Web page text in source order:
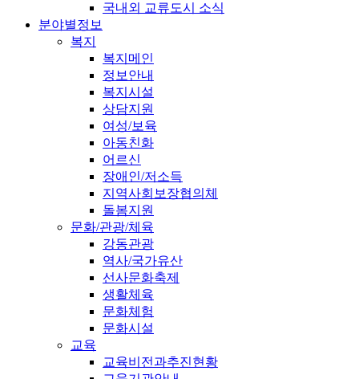
국내외 교류도시 소식
분야별정보
복지
복지메인
정보안내
복지시설
상담지원
여성/보육
아동친화
어르신
장애인/저소득
지역사회보장협의체
돌봄지원
문화/관광/체육
강동관광
역사/국가유산
선사문화축제
생활체육
문화체험
문화시설
교육
교육비전과추진현황